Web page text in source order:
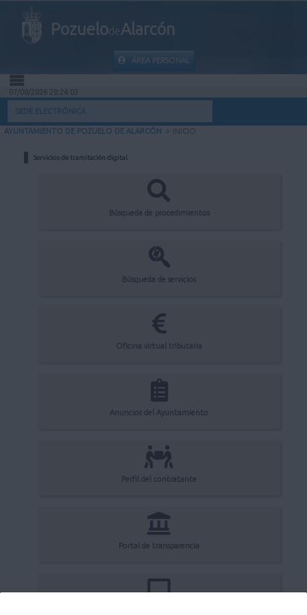
PozuelodeAlarcón
ÁREA PERSONAL
INICIO
INFORMACIÓN MUNICIPAL
07/08/2026 20:24:03
SEDE ELECTRÓNICA
AYUNTAMIENTO DE POZUELO DE ALARCÓN > INICIO
Servicios de tramitación digital
Búsqueda de procedimientos
Búsqueda de servicios
Oficina virtual tributaria
Anuncios del Ayuntamiento
Perfil del contratante
Portal de transparencia